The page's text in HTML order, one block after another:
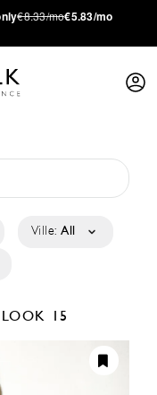
€8.33/mo€5.83/mo
Ville: All
LOOK 15